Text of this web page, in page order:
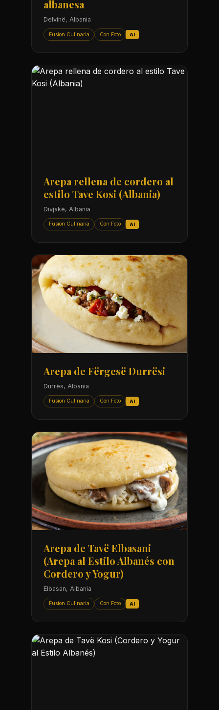
albanesa
Delvinë, Albania
Fusion Culinaria Con Foto AI
Arepa rellena de cordero al
estilo Tave Kosi (Albania)
Divjakë, Albania
Fusion Culinaria Con Foto AI
Arepa de Fërgesë Durrësi
Durrës, Albania
Fusion Culinaria Con Foto AI
Arepa de Tavë Elbasani
(Arepa al Estilo Albanés con
Cordero y Yogur)
Elbasan, Albania
Fusion Culinaria Con Foto AI